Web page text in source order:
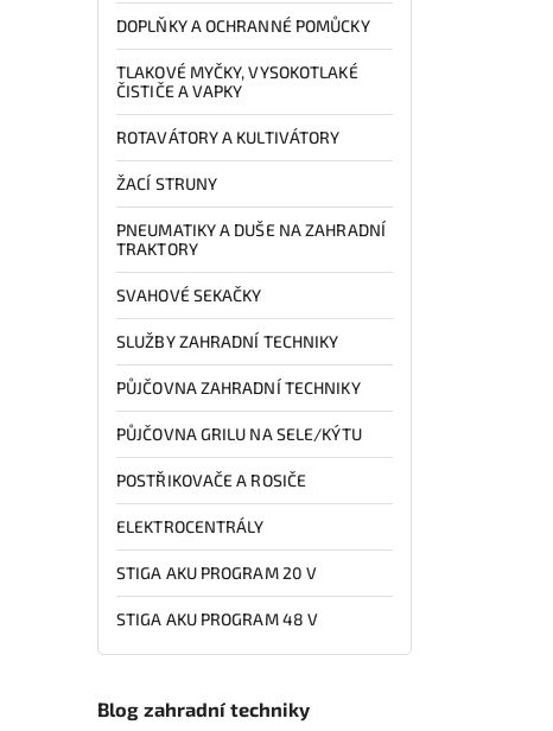
DOPLŇKY A OCHRANNÉ POMŮCKY
TLAKOVÉ MYČKY, VYSOKOTLAKÉ
ČISTIČE A VAPKY
ROTAVÁTORY A KULTIVÁTORY
ŽACÍ STRUNY
PNEUMATIKY A DUŠE NA ZAHRADNÍ
TRAKTORY
SVAHOVÉ SEKAČKY
SLUŽBY ZAHRADNÍ TECHNIKY
PŮJČOVNA ZAHRADNÍ TECHNIKY
PŮJČOVNA GRILU NA SELE/KÝTU
POSTŘIKOVAČE A ROSIČE
ELEKTROCENTRÁLY
STIGA AKU PROGRAM 20 V
STIGA AKU PROGRAM 48 V
Blog zahradní techniky